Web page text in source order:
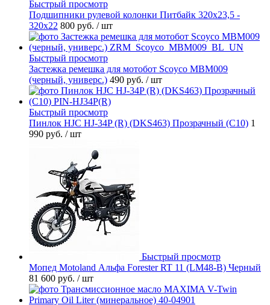
Быстрый просмотр
Подшипники рулевой колонки Питбайк 320x23,5 -
320x22 800 руб. / шт
Быстрый просмотр
Застежка ремешка для мотобот Scoyco MBM009
(черный, универс.) 490 руб. / шт
Быстрый просмотр
Пинлок HJC HJ-34P (R) (DKS463) Прозрачный (C10) 1
990 руб. / шт
Быстрый просмотр
Мопед Motoland Альфа Forester RT 11 (LM48-B) Черный
81 600 руб. / шт